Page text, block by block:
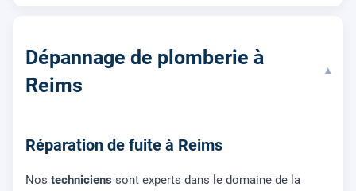
Dépannage de plomberie à
Reims
▾
Réparation de fuite à Reims
Nos techniciens sont experts dans le domaine de la